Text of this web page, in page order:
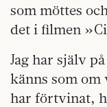
som möttes
det i filmen
Jag har själv
känns som om
har förtvinat,